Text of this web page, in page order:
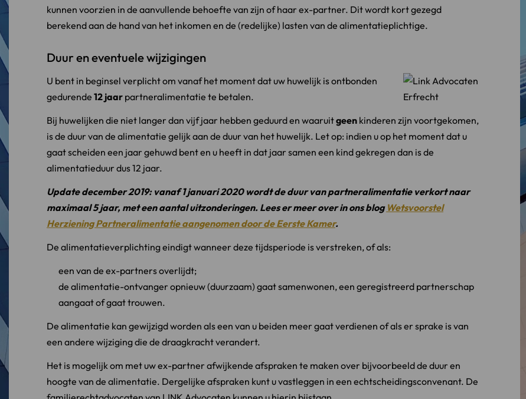
kunnen voorzien in de aanvullende behoefte van zijn of haar ex-partner. Dit wordt kort gezegd
berekend aan de hand van het inkomen en de (redelijke) lasten van de alimentatieplichtige.
Duur en eventuele wijzigingen
U bent in beginsel verplicht om vanaf het moment dat uw huwelijk is ontbonden
gedurende 12 jaar partneralimentatie te betalen.
Bij huwelijken die niet langer dan vijf jaar hebben geduurd en waaruitgeen kinderen zijn voortgekomen,
is de duur van de alimentatie gelijk aan de duur van het huwelijk. Let op: indien u op het moment dat u
gaat scheiden een jaar gehuwd bent en u heeft in dat jaar samen een kind gekregen dan is de
alimentatieduur dus 12 jaar.
Update december 2019: vanaf 1 januari 2020 wordt de duur van partneralimentatie verkort naar
maximaal 5 jaar, met een aantal uitzonderingen. Lees er meer over in ons blog Wetsvoorstel
Herziening Partneralimentatie aangenomen door de Eerste Kamer.
De alimentatieverplichting eindigt wanneer deze tijdsperiode is verstreken, of als:
een van de ex-partners overlijdt;
de alimentatie-ontvanger opnieuw (duurzaam) gaat samenwonen, een geregistreerd partnerschap
aangaat of gaat trouwen.
De alimentatie kan gewijzigd worden als een van u beiden meer gaat verdienen of als er sprake is van
een andere wijziging die de draagkracht verandert.
Het is mogelijk om met uw ex-partner afwijkende afspraken te maken over bijvoorbeeld de duur en
hoogte van de alimentatie. Dergelijke afspraken kunt u vastleggen in een echtscheidingsconvenant. De